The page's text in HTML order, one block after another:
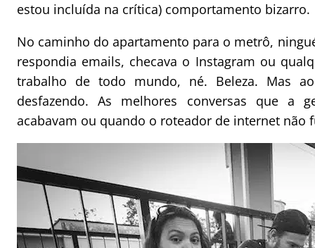
estou incluída na crítica) comportamento bizarro.
No caminho do apartamento para o metrô,
respondia emails, checava o Instagram ou
trabalho de todo mundo, né. Beleza. Mas
desfazendo. As melhores conversas que a
acabavam ou quando o roteador de internet não